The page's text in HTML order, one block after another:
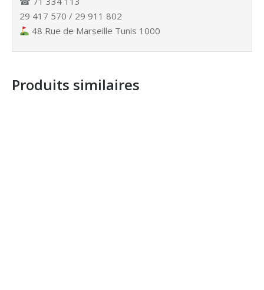
29 417 570 / 29 911 802
48 Rue de Marseille Tunis 1000
Produits similaires